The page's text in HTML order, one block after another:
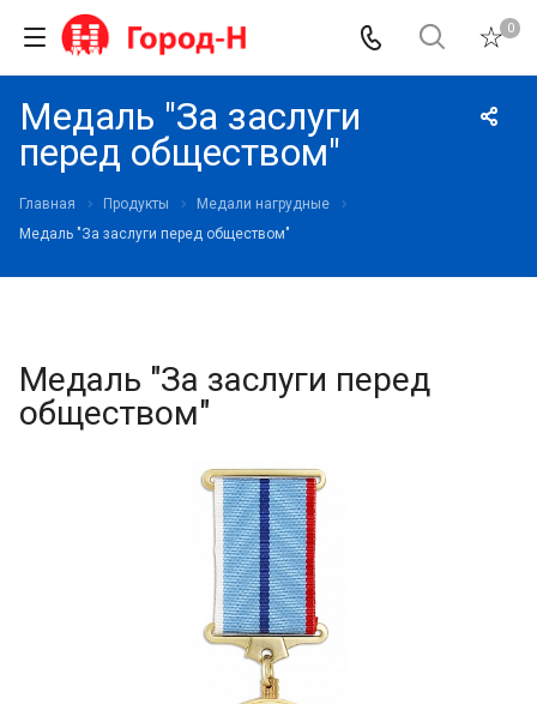
0
Медаль "За заслуги
перед обществом"
Главная Продукты
Медали нагрудные
Медаль "За заслуги перед обществом"
Медаль "За заслуги перед
обществом"